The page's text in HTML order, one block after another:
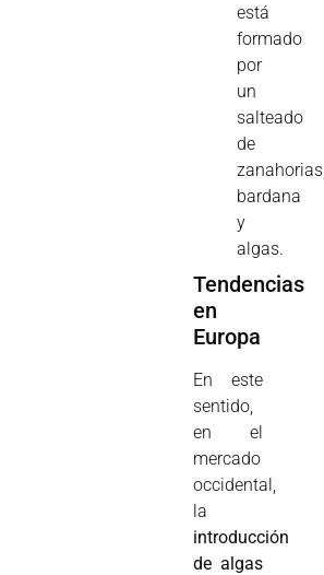
está
formado
por
un
salteado
de
zanahorias,
bardana
y
algas.
Tendencias
en
Europa
En este
sentido,
en el
mercado
occidental,
la
introducción
de algas